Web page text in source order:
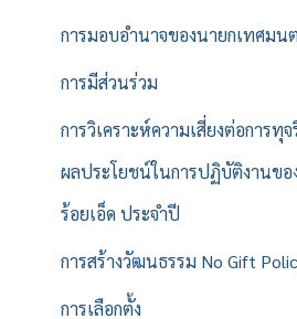
การมอบอำนาจของนายกเทศมน
การมีส่วนร่วม
การวิเคราะห์ความเสี่ยงต่อการทุ
ผลประโยชน์ในการปฏิบัติงานขอ
ร้อยเอ็ด ประจำปี
การสร้างวัฒนธรรม No Gift
การเลือกตั้ง